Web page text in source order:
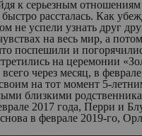
к серьезным
рассталась. Как
не успели узнать друг
на весь мир, а
поспешили и
на церемонии
всего через месяц, в
на тот момент 5-
близкими
2017 года, Перри и
в феврале 2019-го,